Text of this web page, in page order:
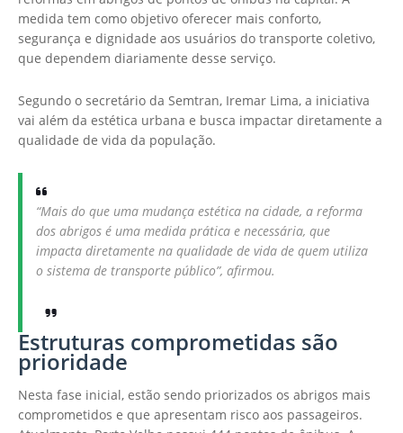
medida tem como objetivo oferecer mais conforto,
segurança e dignidade aos usuários do transporte coletivo,
que dependem diariamente desse serviço.
Segundo o secretário da Semtran, Iremar Lima, a iniciativa
vai além da estética urbana e busca impactar diretamente a
qualidade de vida da população.
“Mais do que uma mudança estética na cidade, a reforma
dos abrigos é uma medida prática e necessária, que
impacta diretamente na qualidade de vida de quem utiliza
o sistema de transporte público”, afirmou.
Estruturas comprometidas são
prioridade
Nesta fase inicial, estão sendo priorizados os abrigos mais
comprometidos e que apresentam risco aos passageiros.